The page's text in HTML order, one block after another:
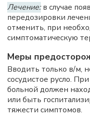
Лечение:в случае
передозировки
отменить, при
симптоматическую
Меры
Вводить только в/м,
сосудистое русло.
больной должен
или быть
тяжести симптомов.